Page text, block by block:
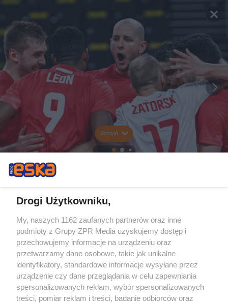
Rozwiń
Drogi Użytkowniku,
My, naszych 1162 zaufanych partnerów oraz inne
podmioty z Grupy ZPR Media uzyskujemy dostęp i
przechowujemy informacje na urządzeniu oraz
przetwarzamy dane osobowe, takie jak unikalne
identyfikatory, standardowe informacje wysyłane przez
urządzenie czy dane przeglądania w celu zapewniania
spersonalizowanych reklam, wybór spersonalizowanych
treści, pomiar reklam i treści, badanie odbiorców oraz